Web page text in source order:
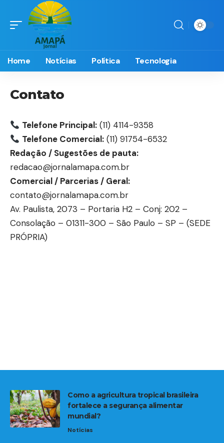
Home Notícias Política Tecnologia
Contato
Telefone Principal: (11) 4114-9358
Telefone Comercial: (11) 91754-6532
Redação / Sugestões de pauta:
redacao@jornalamapa.com.br
Comercial / Parcerias / Geral:
contato@jornalamapa.com.br
Av. Paulista, 2073 – Portaria H2 – Conj: 202 –
Consolação – 01311-300 – São Paulo – SP – (SEDE
PRÓPRIA)
Como a agricultura tropical brasileira
fortalece a segurança alimentar
mundial?
Notícias